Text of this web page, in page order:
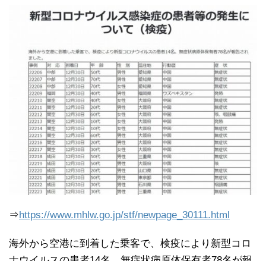
⇒https://www.mhlw.go.jp/stf/newpage_30111.html
海外から空港に到着した乗客で、検疫により新型コロ